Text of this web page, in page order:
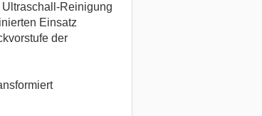
Reinigung
Einsatz
der